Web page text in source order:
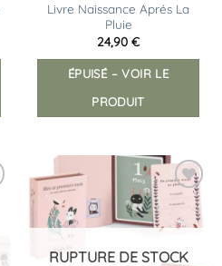
Livre Naissance Aprés La
Pluie
24,90 €
ÉPUISÉ – VOIR LE
PRODUIT
Ajouter
liste
RUPTURE DE STOCK